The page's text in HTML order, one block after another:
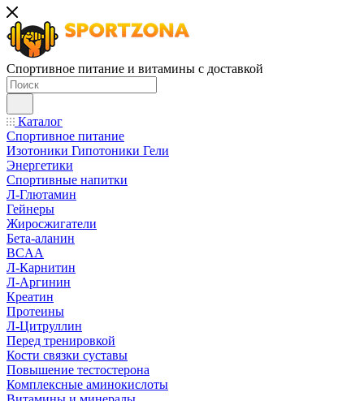
Спортивное питание и витамины с доставкой
Каталог
Спортивное питание
Изотоники Гипотоники Гели
Энергетики
Спортивные напитки
Л-Глютамин
Гейнеры
Жиросжигатели
Бета-аланин
BCAA
Л-Карнитин
Л-Аргинин
Креатин
Протеины
Л-Цитруллин
Перед тренировкой
Кости связки суставы
Повышение тестостерона
Комплексные аминокислоты